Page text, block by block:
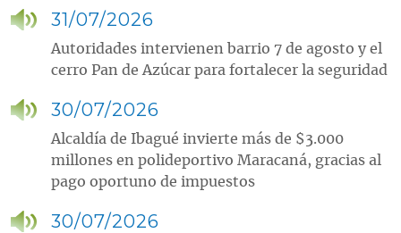
31/07/2026
Autoridades intervienen barrio 7 de agosto y el
cerro Pan de Azúcar para fortalecer la seguridad
30/07/2026
Alcaldía de Ibagué invierte más de $3.000
millones en polideportivo Maracaná, gracias al
pago oportuno de impuestos
30/07/2026